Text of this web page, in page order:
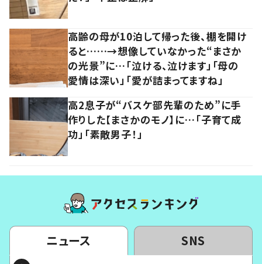
高齢の母が10泊して帰った後、棚を開け
ると……→想像していなかった“まさか
の光景”に…「泣ける、泣けます」「母の
愛情は深い」「愛が詰まってますね」
高2息子が“バスケ部先輩のため”に手
作りした【まさかのモノ】に…「子育て成
功」「素敵男子！」
ニュース SNS